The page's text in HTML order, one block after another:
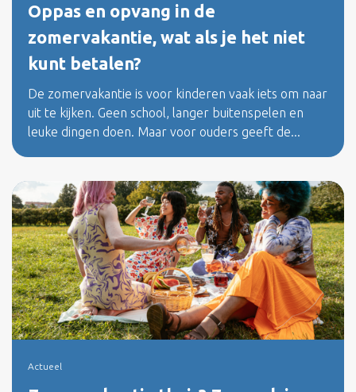
Oppas en opvang in de
zomervakantie, wat als je het niet
kunt betalen?
De zomervakantie is voor kinderen vaak iets om naar
uit te kijken. Geen school, langer buitenspelen en
leuke dingen doen. Maar voor ouders geeft de...
Actueel